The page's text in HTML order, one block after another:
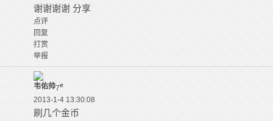
谢谢谢谢 分享
点评
回复
打赏
举报
韦佑帅7#
2013-1-4 13:30:08
刷几个金币